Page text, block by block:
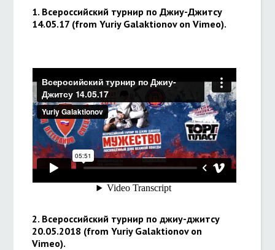
1. Всероссийский турнир по Джиу-Джитсу
14.05.17 (from Yuriy Galaktionov on Vimeo).
2. Всероссийский турнир по джиу-джитсу
20.05.2018 (from Yuriy Galaktionov on
Vimeo).